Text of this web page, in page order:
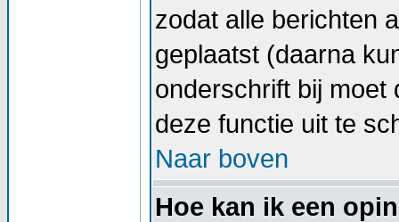
zodat alle berichten
geplaatst (daarna
onderschrift bij moet
deze functie uit te
Naar boven
Hoe kan ik een